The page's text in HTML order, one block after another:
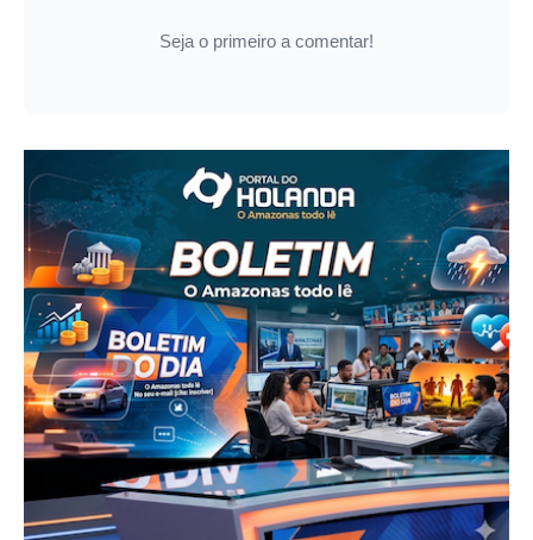
Seja o primeiro a comentar!